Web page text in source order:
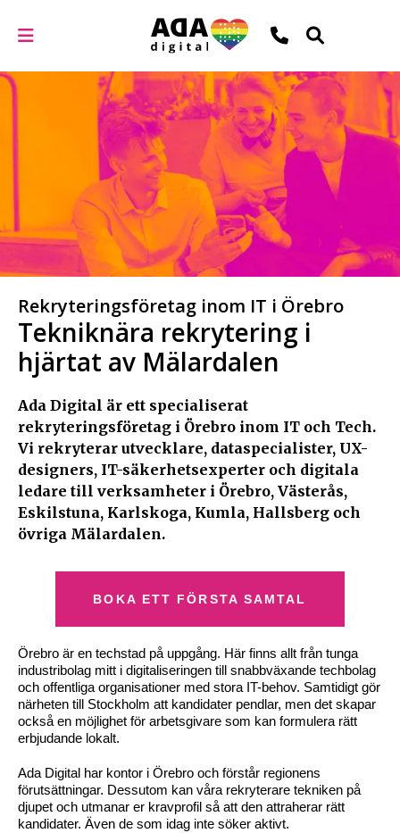
Rekryteringsföretag inom IT i Örebro
Tekniknära rekrytering i
hjärtat av Mälardalen
Ada Digital är ett specialiserat
rekryteringsföretag i Örebro inom IT och Tech.
Vi rekryterar utvecklare, dataspecialister, UX-
designers, IT-säkerhetsexperter och digitala
ledare till verksamheter i Örebro, Västerås,
Eskilstuna, Karlskoga, Kumla, Hallsberg och
övriga Mälardalen.
BOKA ETT FÖRSTA SAMTAL
Örebro är en techstad på uppgång. Här finns allt från tunga
industribolag mitt i digitaliseringen till snabbväxande techbolag
och offentliga organisationer med stora IT-behov. Samtidigt gör
närheten till Stockholm att kandidater pendlar, men det skapar
också en möjlighet för arbetsgivare som kan formulera rätt
erbjudande lokalt.
Ada Digital har kontor i Örebro och förstår regionens
förutsättningar. Dessutom kan våra rekryterare tekniken på
djupet och utmanar er kravprofil så att den attraherar rätt
kandidater. Även de som idag inte söker aktivt.